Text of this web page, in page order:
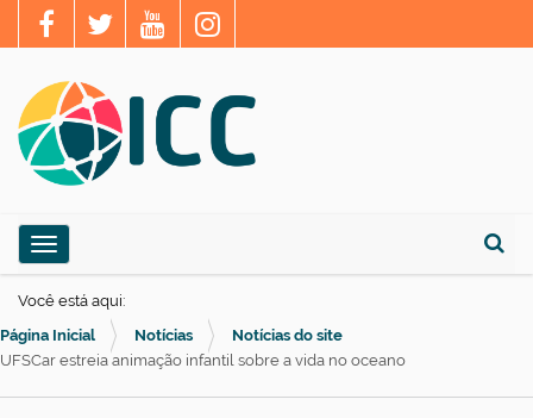
Busca
e
g
a
Toggle navigation
Você está aqui:
Página Inicial
Notícias
Notícias do site
UFSCar estreia animação infantil sobre a vida no oceano